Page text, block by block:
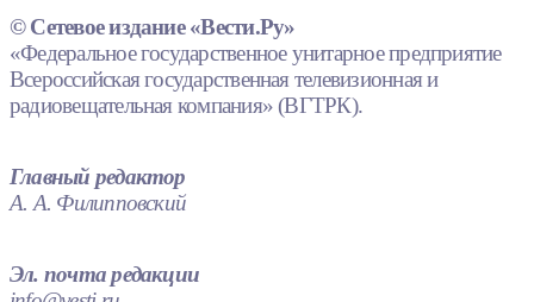
© Сетевое издание «Вести.Ру»
«Федеральное государственное унитарное предприятие
Всероссийская государственная телевизионная и
радиовещательная компания» (ВГТРК).
Главный редактор
А. А. Филипповский
Эл. почта редакции